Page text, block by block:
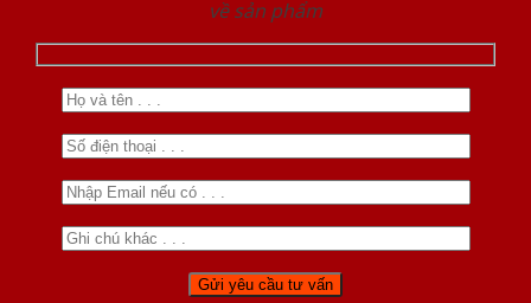
về sản phẩm